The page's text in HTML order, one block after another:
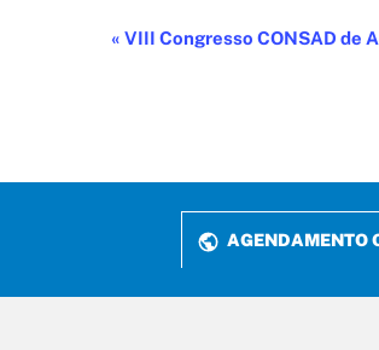
Evento
« VIII Congresso CONSAD de
AGENDAMENTO